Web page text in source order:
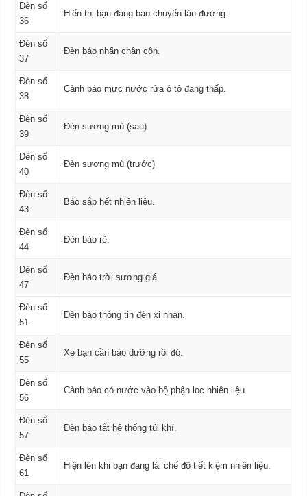
Đèn số
36
Hiển thị bạn đang báo chuyển làn đường.
Đèn số
37
Đèn báo nhấn chân côn.
Đèn số
38
Cảnh báo mực nước rửa ô tô đang thấp.
Đèn số
39
Đèn sương mù (sau)
Đèn số
40
Đèn sương mù (trước)
Đèn số
43
Báo sắp hết nhiên liệu.
Đèn số
44
Đèn báo rẽ.
Đèn số
47
Đèn báo trời sương giá.
Đèn số
51
Đèn báo thông tin đèn xi nhan.
Đèn số
55
Xe bạn cần bảo dưỡng rồi đó.
Đèn số
56
Cảnh báo có nước vào bộ phận lọc nhiên liệu.
Đèn số
57
Đèn báo tắt hệ thống túi khí.
Đèn số
61
Hiện lên khi bạn đang lái chế độ tiết kiệm nhiên liệu.